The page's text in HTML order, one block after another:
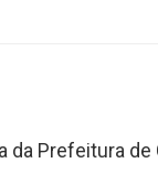
Prefeitura de